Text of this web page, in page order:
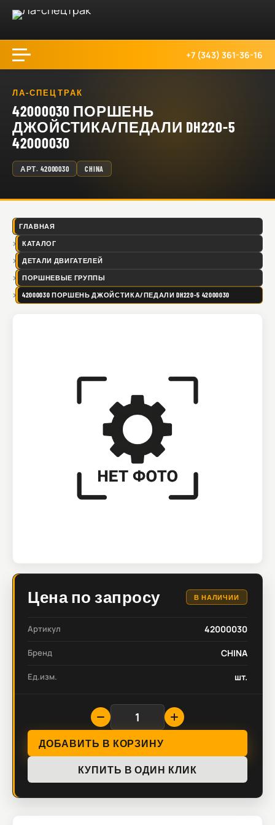
+7 (343) 361-36-16
ЛА-СПЕЦТРАК
42000030 ПОРШЕНЬ
ДЖОЙСТИКА/ПЕДАЛИ DH220-5
42000030
АРТ. 42000030 CHINA
ГЛАВНАЯ
КАТАЛОГ
ДЕТАЛИ ДВИГАТЕЛЕЙ
ПОРШНЕВЫЕ ГРУППЫ
42000030 ПОРШЕНЬ ДЖОЙСТИКА/ПЕДАЛИ DH220-5 42000030
Цена по запросу В НАЛИЧИИ
Артикул 42000030
Бренд CHINA
Ед.изм. шт.
ДОБАВИТЬ В КОРЗИНУ
КУПИТЬ В ОДИН КЛИК